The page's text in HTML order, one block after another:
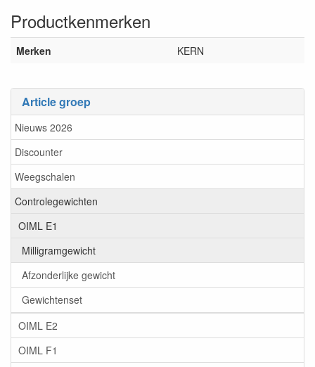
Article groep
Nieuws 2026
Discounter
Weegschalen
Controlegewichten
OIML E1
Milligramgewicht
Afzonderlijke gewicht
Gewichtenset
OIML E2
OIML F1
Productkenmerken
Merken KERN